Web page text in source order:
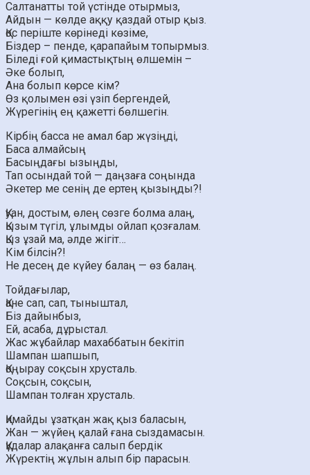
Салтанатты той үстінде отырмыз,
Айдын — көлде аққу қаздай отыр қыз.
Қос періште көрінеді көзіме,
Біздер – пенде, қарапайым топырмыз.
Біледі ғой қимастықтың өлшемін –
Әке болып,
Ана болып көрсе кім?
Өз қолымен өзі үзіп бергендей,
Жүрегінің ең қажетті бөлшегін.
Кірбің басса не амал бар жүзіңді,
Баса алмайсың
Басыңдағы ызыңды,
Тап осындай той — даңзаға соңында
Әкетер ме сенің де ертең қызыңды?!
Қуан, достым, өлең сөзге болма алаң,
Қызым түгіл, ұлымды ойлап қозғалам.
Қыз ұзай ма, әлде жігіт…
Кім білсін?!
Не десең де күйеу балаң — өз балаң.
Тойдағылар,
Қане сап, сап, тыныштал,
Біз дайынбыз,
Ей, асаба, дұрыстал.
Жас жұбайлар махаббатын бекітіп
Шампан шапшып,
Қоңырау соқсын хрусталь.
Соқсын, соқсын,
Шампан толған хрусталь.
Қимайды ұзатқан жақ қыз баласын,
Жан — жүйең қалай ғана сыздамасын.
Құдалар алақанға салып бердік
Жүректің жұлын алып бір парасын.